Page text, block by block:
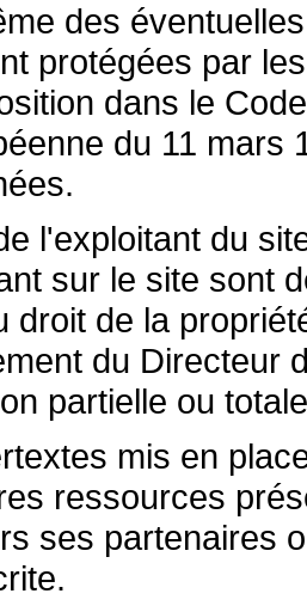
des
protégées par
dans le
du 11 mars
l'exploitant du
sur le site sont
droit de la
du Directeur
partielle ou
mis en
ressources
ses partenaires